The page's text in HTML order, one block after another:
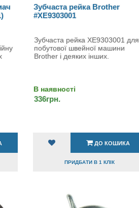
Зубчаста рейка Brother
#XE9303001
Зубчаста рейка XE9303001 для
побутової швейної машини
Brother і деяких інших.
В наявності
336грн.
ДО КОШИКА
ПРИДБАТИ В 1 КЛІК